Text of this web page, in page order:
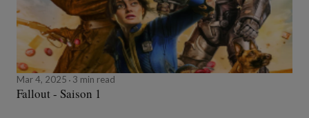
Mar 4, 2025 3 min read
Fallout - Saison 1